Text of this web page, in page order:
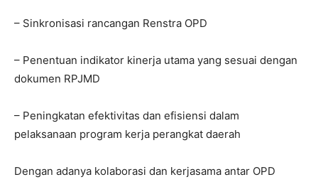
– Sinkronisasi rancangan Renstra OPD
– Penentuan indikator kinerja utama yang sesuai dengan
dokumen RPJMD
– Peningkatan efektivitas dan efisiensi dalam
pelaksanaan program kerja perangkat daerah
Dengan adanya kolaborasi dan kerjasama antar OPD